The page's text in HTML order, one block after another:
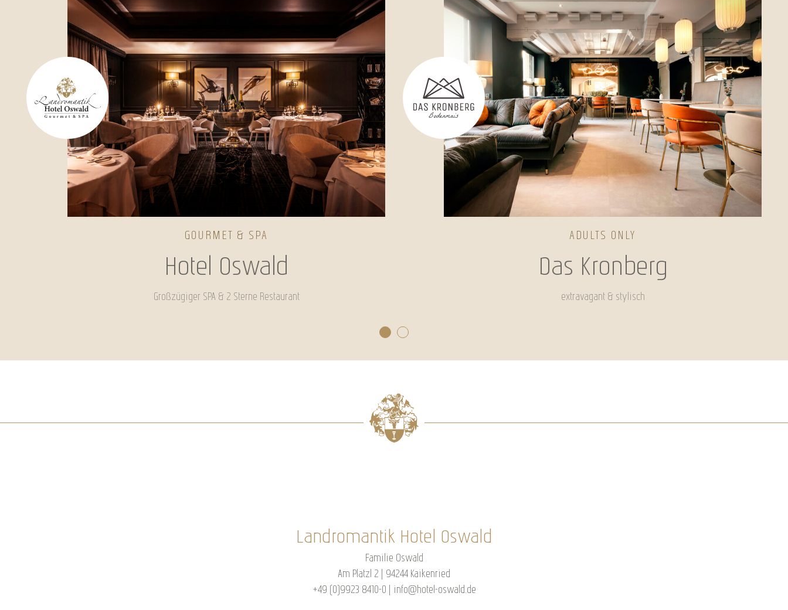
GOURMET & SPA
Hotel Oswald
Großzügiger SPA & 2 Sterne Restaurant
ADULTS ONLY
Das Kronberg
extravagant & stylisch
Landromantik Hotel Oswald
Familie Oswald
Am Platzl 2 | 94244 Kaikenried
+49 (0)9923 8410-0
info@hotel-oswald.de